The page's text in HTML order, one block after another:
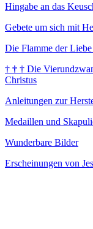
Hingabe an das
Gebete um sich mit
Die Flamme der
† † † Die
Christus
Anleitungen zur
Medaillen und
Wunderbare Bilder
Erscheinungen von